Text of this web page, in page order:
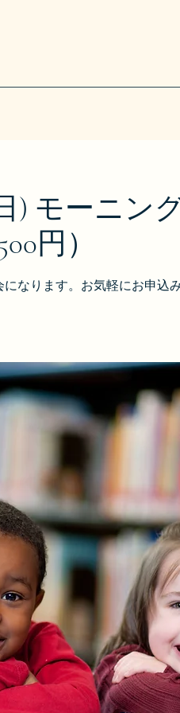
) モーニン
円）
なります。お気軽にお申込